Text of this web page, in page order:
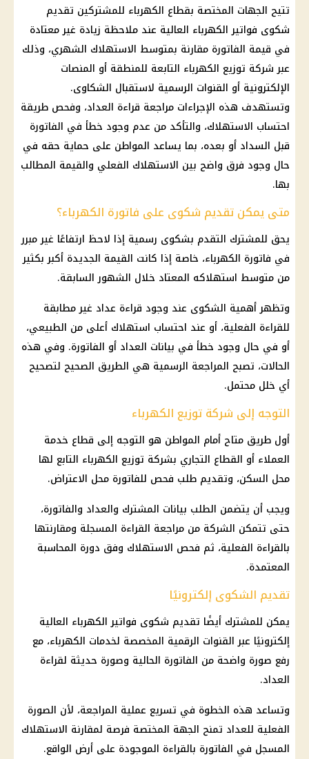
تتيح الجهات المختصة بقطاع الكهرباء للمشتركين تقديم
شكوى فواتير الكهرباء العالية عند ملاحظة زيادة غير معتادة
في قيمة الفاتورة مقارنة بمتوسط الاستهلاك الشهري، وذلك
عبر شركة توزيع الكهرباء التابعة للمنطقة أو المنصات
الإلكترونية أو القنوات الرسمية لاستقبال الشكاوى.
وتستهدف هذه الإجراءات مراجعة قراءة العداد، وفحص طريقة
احتساب الاستهلاك، والتأكد من عدم وجود خطأ في الفاتورة
قبل السداد أو بعده، بما يساعد المواطن على حماية حقه في
حال وجود فرق واضح بين الاستهلاك الفعلي والقيمة المطالب
بها.
متى يمكن تقديم شكوى على فاتورة الكهرباء؟
يحق للمشترك التقدم بشكوى رسمية إذا لاحظ ارتفاعًا غير مبرر
في فاتورة الكهرباء، خاصة إذا كانت القيمة الجديدة أكبر بكثير
من متوسط استهلاكه المعتاد خلال الشهور السابقة.
وتظهر أهمية الشكوى عند وجود قراءة عداد غير مطابقة
للقراءة الفعلية، أو عند احتساب استهلاك أعلى من الطبيعي،
أو في حال وجود خطأ في بيانات العداد أو الفاتورة. وفي هذه
الحالات، تصبح المراجعة الرسمية هي الطريق الصحيح لتصحيح
أي خلل محتمل.
التوجه إلى شركة توزيع الكهرباء
أول طريق متاح أمام المواطن هو التوجه إلى قطاع خدمة
العملاء أو القطاع التجاري بشركة توزيع الكهرباء التابع لها
محل السكن، وتقديم طلب فحص للفاتورة محل الاعتراض.
ويجب أن يتضمن الطلب بيانات المشترك والعداد والفاتورة،
حتى تتمكن الشركة من مراجعة القراءة المسجلة ومقارنتها
بالقراءة الفعلية، ثم فحص الاستهلاك وفق دورة المحاسبة
المعتمدة.
تقديم الشكوى إلكترونيًا
يمكن للمشترك أيضًا تقديم شكوى فواتير الكهرباء العالية
إلكترونيًا عبر القنوات الرقمية المخصصة لخدمات الكهرباء، مع
رفع صورة واضحة من الفاتورة الحالية وصورة حديثة لقراءة
العداد.
وتساعد هذه الخطوة في تسريع عملية المراجعة، لأن الصورة
الفعلية للعداد تمنح الجهة المختصة فرصة لمقارنة الاستهلاك
المسجل في الفاتورة بالقراءة الموجودة على أرض الواقع.